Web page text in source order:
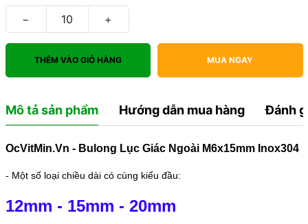
− +
THÊM VÀO GIỎ HÀNG MUA NGAY
Mô tả sản phẩm Hướng dẫn mua hàng Đánh
OcVitMin.Vn - Bulong Lục Giác Ngoài M6x15mm Inox304
- Một số loại chiều dài có cùng kiểu đầu:
12mm - 15mm - 20mm